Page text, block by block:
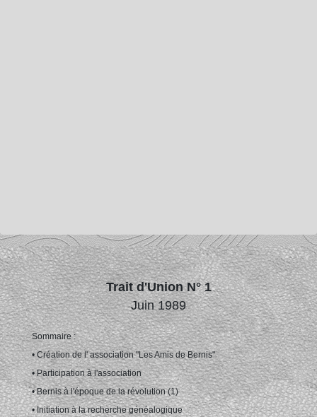
Trait d'Union N° 1
Juin 1989
Sommaire :
• Création de l' association "Les Amis de Bernis"
• Participation à l'association
• Bernis à l'époque de la révolution (1)
• Initiation à la recherche généalogique